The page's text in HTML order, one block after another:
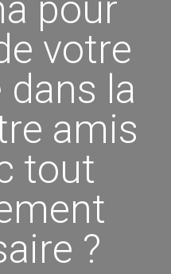
pour
votre
la
amis
tout
?